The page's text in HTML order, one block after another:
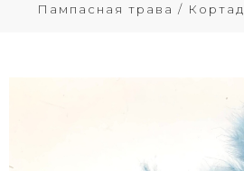
Пампасная трава /